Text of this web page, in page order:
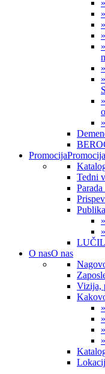
PromocijaPromocija
Tedni
Parada
O nasO nas
Vizija,